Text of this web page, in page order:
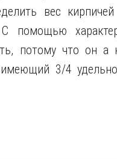
вес
помощью
потому что он
3/4